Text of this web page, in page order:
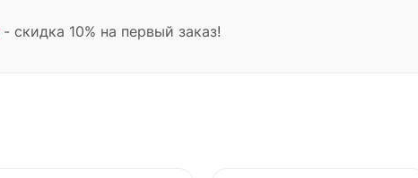
- скидка 10% на первый заказ!